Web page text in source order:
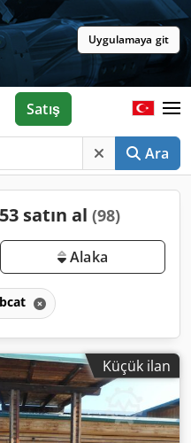
Uygulamaya git
Ara
Satış
satın al (98)
Alaka
Küçük ilan